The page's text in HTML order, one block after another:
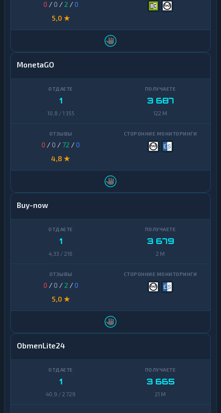
0 / 0 / 2 /0
5,0 ★
MonetaGO
1
10,8 / 1 355
3 687
122 M
0 / 0 / 72 /0
4,8 ★
Buy-now
1
4,33 / 216
3 679
2 M
0 / 0 / 2 /0
5,0 ★
ObmenLite24
1
40,9 / 2 729
3 665
21 M